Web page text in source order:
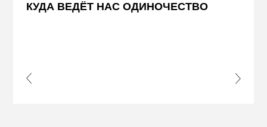
КУДА ВЕДЁТ НАС ОДИНОЧЕСТВО
Slide
Next